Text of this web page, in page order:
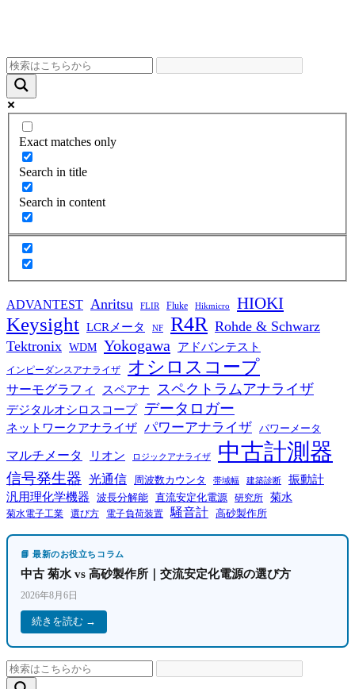
Exact matches only
Search in title
Search in content
ADVANTEST Anritsu FLIR Fluke Hikmicro HIOKI
Keysight LCRメータ NF R4R Rohde & Schwarz
Tektronix WDM Yokogawa アドバンテスト
インピーダンスアナライザ オシロスコープ
サーモグラフィ スペアナ スペクトラムアナライザ
デジタルオシロスコープ データロガー
ネットワークアナライザ パワーアナライザ パワーメータ
マルチメータ リオン ロジックアナライザ 中古計測器
信号発生器 光通信 周波数カウンタ 帯域幅 建築診断
振動計
汎用理化学機器
波長分解能 直流安定化電源 研究所 菊水
菊水電子工業 選び方 電子負荷装置 騒音計 高砂製作所
📘 最新のお役立ちコラム
中古 菊水 vs 高砂製作所｜交流安定化電源の選び方
2026年8月6日
続きを読む →